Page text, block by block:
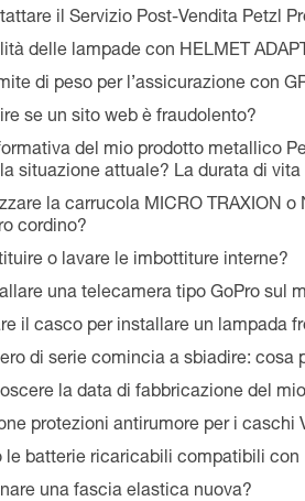
il Servizio Post-Vendita Petzl
delle lampade con HELMET
di peso per l’assicurazione con
se un sito web è fraudolento?
del mio prodotto metallico
situazione attuale? La durata di
la carrucola MICRO TRAXION
cordino?
o lavare le imbottiture interne?
una telecamera tipo GoPro sul
il casco per installare un lampada
di serie comincia a sbiadire: cosa
la data di fabbricazione del
protezioni antirumore per i caschi
le batterie ricaricabili compatibili
una fascia elastica nuova?